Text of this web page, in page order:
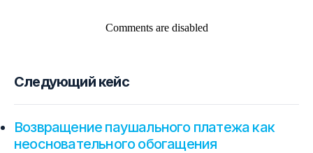
Comments are disabled
Следующий кейс
Возвращение паушального платежа как
неосновательного обогащения